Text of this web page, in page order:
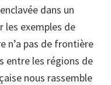
dans un
les exemples de
n’a pas de frontière
entre les régions de
nous rassemble